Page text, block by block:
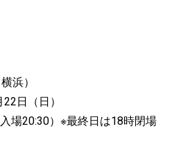
浜）
日（日）
場20:30）※最終日は18時閉場